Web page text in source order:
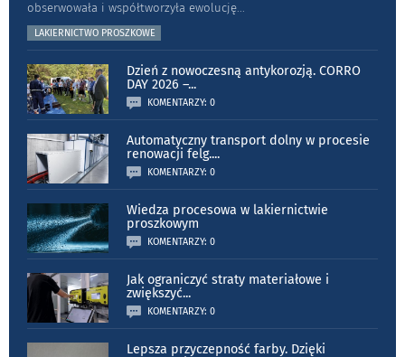
obserwowała i współtworzyła ewolucję...
LAKIERNICTWO PROSZKOWE
Dzień z nowoczesną antykorozją. CORRO
DAY 2026 –...
KOMENTARZY: 0
Automatyczny transport dolny w procesie
renowacji felg....
KOMENTARZY: 0
Wiedza procesowa w lakiernictwie
proszkowym
KOMENTARZY: 0
Jak ograniczyć straty materiałowe i
zwiększyć...
KOMENTARZY: 0
Lepsza przyczepność farby. Dzięki